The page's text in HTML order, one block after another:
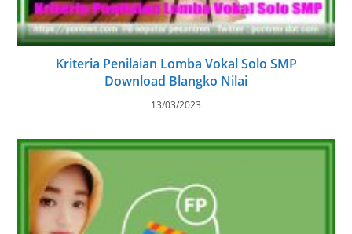
Kriteria Penilaian Lomba Vokal Solo SMP
Download Blangko Nilai
13/03/2023